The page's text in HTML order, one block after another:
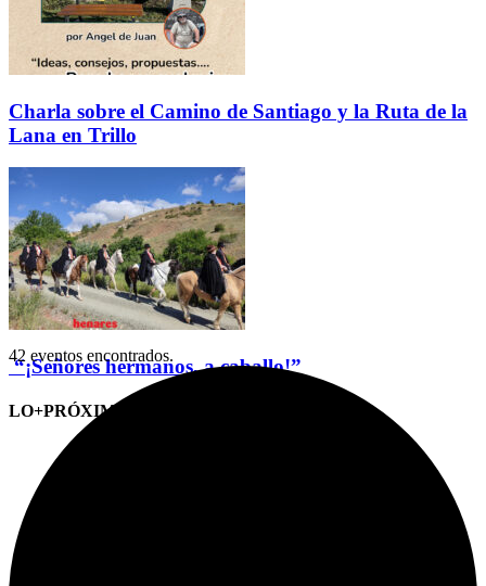
Charla sobre el Camino de Santiago y la Ruta de la
Lana en Trillo
“¡Señores hermanos, a caballo!”
LO+PRÓXIMO (CITAS)
42 eventos encontrados.